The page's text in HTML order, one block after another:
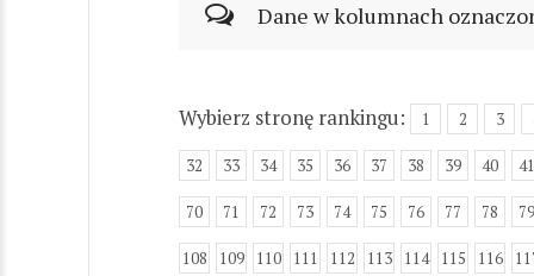
Dane w kolumnach
Wybierz stronę rankingu: 1 2 3
32 33 34 35 36 37 38 39 40 41
70 71 72 73 74 75 76 77 78 79
108 109 110 111 112 113 114 115 116